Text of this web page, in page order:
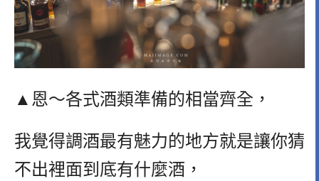
▲恩～各式酒類準備的相當齊全，
我覺得調酒最有魅力的地方就是讓你猜
不出裡面到底有什麼酒，